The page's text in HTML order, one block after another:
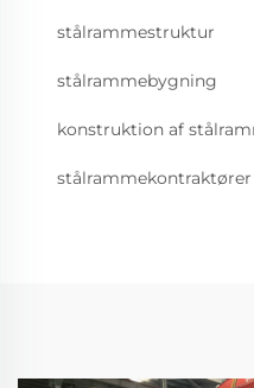
stålrammestruktur
stålrammebygning
konstruktion af
stålrammekontraktører